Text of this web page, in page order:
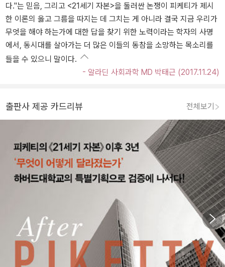
다."는 믿음, 그리고 <21세기 자본>을 둘러싼 논쟁이 피케티가 제시
한 이론의 옳고 그름을 따지는 데 그치는 게 아니라 결국 지금 우리가
무엇을 해야 하는가에 대한 답을 찾기 위한 노력이라는 학자의 사명
에서, 동시대를 살아가는 더 많은 이들의 동참을 소망하는 목소리를
들을 수 있으니 말이다.
- 알라딘 사회과학 MD 박태근 (2017.11.24)
출판사 제공 카드리뷰 전체보기